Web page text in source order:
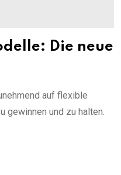
Die neue
auf flexible
gewinnen und zu halten.